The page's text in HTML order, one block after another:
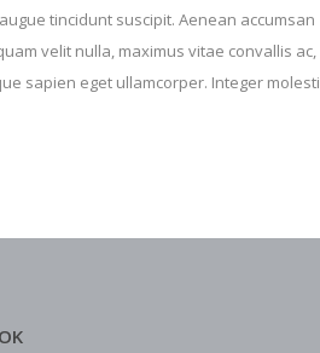
tincidunt suscipit. Aenean accumsan
velit nulla, maximus vitae convallis ac,
sapien eget ullamcorper. Integer